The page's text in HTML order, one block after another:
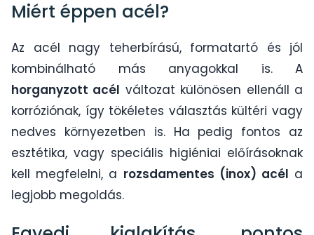
Miért éppen acél?
Az acél nagy teherbírású, formatartó és jól
kombinálható más anyagokkal is. A
horganyzott acél változat különösen ellenáll a
korróziónak, így tökéletes választás kültéri vagy
nedves környezetben is. Ha pedig fontos az
esztétika, vagy speciális higiéniai előírásoknak
kell megfelelni, a rozsdamentes (inox) acél a
legjobb megoldás.